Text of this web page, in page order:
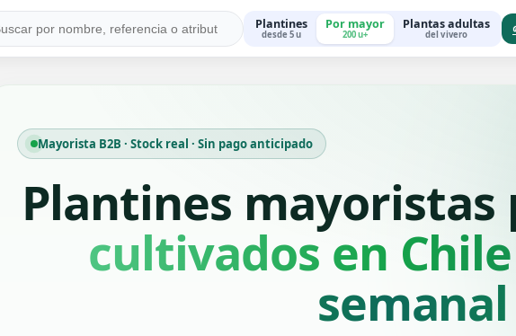
Plantines
desde 5 u
Por mayor
200 u+
Plantas adultas
del vivero
Mayorista B2B · Stock real · Sin pago anticipado
Plantines
cultivados en
semanal